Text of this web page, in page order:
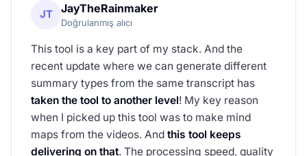
JT JayTheRainmaker
Doğrulanmış alıcı
This tool is a key part of my stack. And the
recent update where we can generate different
summary types from the same transcript has
taken the tool to another level! My key reason
when I picked up this tool was to make mind
maps from the videos. And this tool keeps
delivering on that. The processing speed, quality